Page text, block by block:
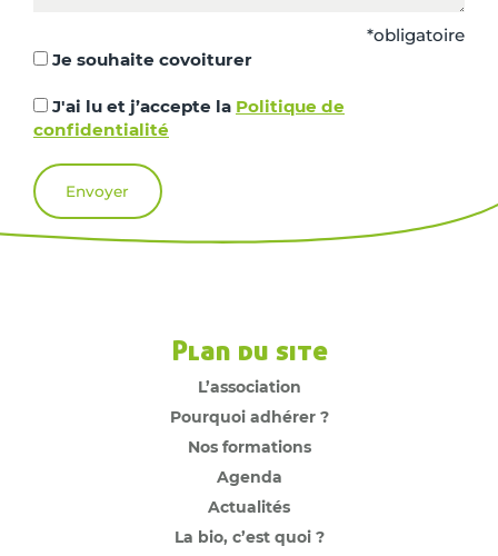
*obligatoire
Je souhaite covoiturer
J'ai lu et j’accepte la Politique de
confidentialité
Plan du site
L’association
Pourquoi adhérer ?
Nos formations
Agenda
Actualités
La bio, c’est quoi ?